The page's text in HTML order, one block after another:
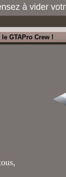
à vider
GTAPro Crew !